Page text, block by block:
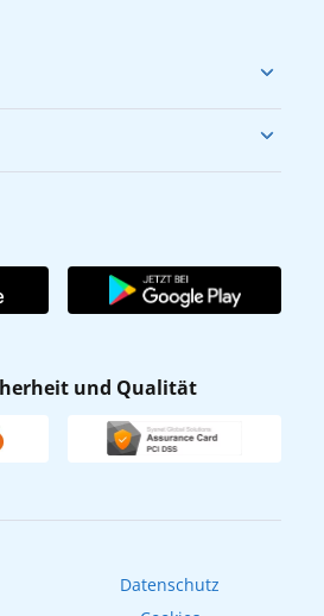
und Qualität
Datenschutz